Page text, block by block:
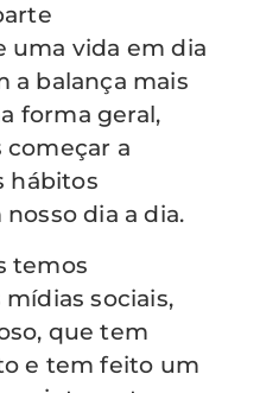
uma vida em dia
a balança mais
forma geral,
começar a
hábitos
dia a dia.
temos
sociais,
que tem
e tem feito um